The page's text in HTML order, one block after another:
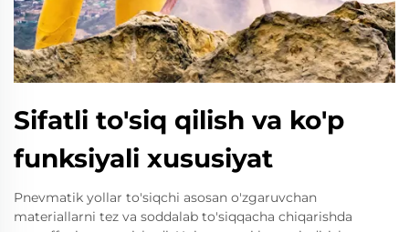
Sifatli to'siq qilish va ko'p
funksiyali xususiyat
Pnevmatik yollar to'siqchi asosan o'zgaruvchan
materiallarni tez va soddalab to'siqqacha chiqarishda